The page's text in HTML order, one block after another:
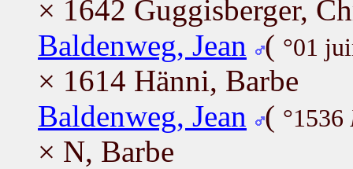
× 1642 Guggisberger,
Baldenweg, Jean
( °01
× 1614 Hänni, Barbe
Baldenweg, Jean
( °1536
× N, Barbe